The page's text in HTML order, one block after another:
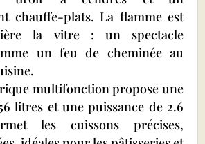
chauffe-plats. La flamme est
la vitre : un spectacle
un feu de cheminée au
multifonction propose une
litres et une puissance de 2.6
les cuissons précises,